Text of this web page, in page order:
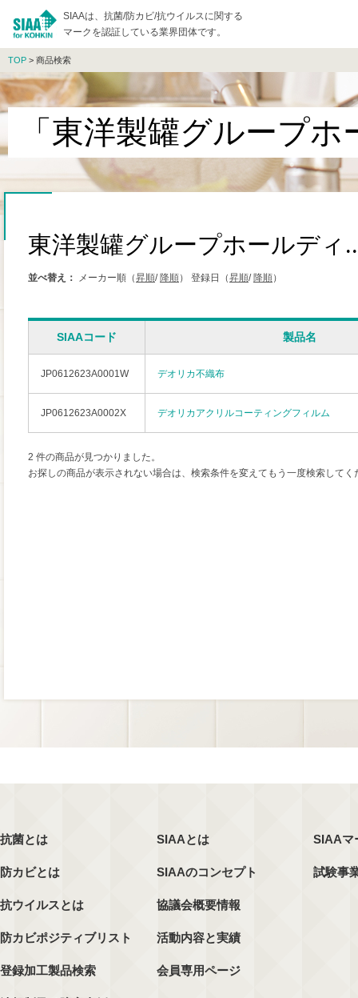
SIAAは、抗菌/防カビ/抗ウイルスに関する
マークを認証している業界団体です。
TOP > 商品検索
「東洋製罐グループ
東洋製罐グループホールディ
並べ替え： メーカー順（昇順/ 降順） 登録日（昇順/ 降順）
SIAAコード 製品名
JP0612623A0001W デオリカ不織布
JP0612623A0002X デオリカアクリルコーティングフィルム
2 件の商品が見つかりました。
お探しの商品が表示されない場合は、検索条件を変えてもう一度検索してく
抗菌とは
防カビとは
抗ウイルスとは
防カビポジティブリスト
登録加工製品検索
SIAAとは
SIAAのコンセプト
協議会概要情報
活動内容と実績
会員専用ページ
SIAAマ
試験事